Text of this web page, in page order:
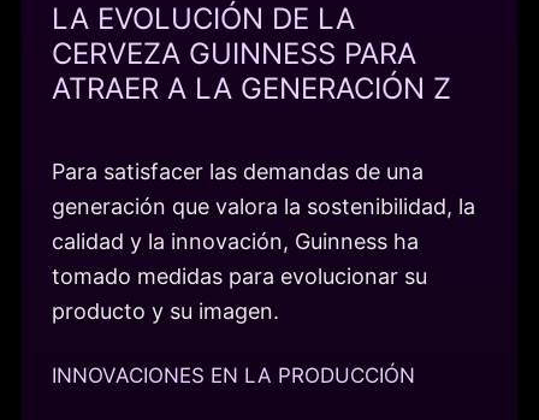
LA EVOLUCIÓN DE LA
CERVEZA GUINNESS PARA
ATRAER A LA GENERACIÓN Z
Para satisfacer las demandas de una
generación que valora la sostenibilidad, la
calidad y la innovación, Guinness ha
tomado medidas para evolucionar su
producto y su imagen.
INNOVACIONES EN LA PRODUCCIÓN